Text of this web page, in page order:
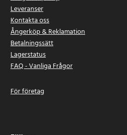
Leveranser
Kontakta oss
Ångerköp & Reklamation
Betalningssätt
Lagerstatus
FAQ - Vanliga Frågor
För företag